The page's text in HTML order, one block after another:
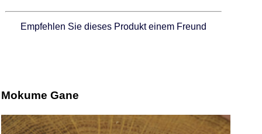
Empfehlen Sie dieses Produkt einem Freund
Mokume Gane